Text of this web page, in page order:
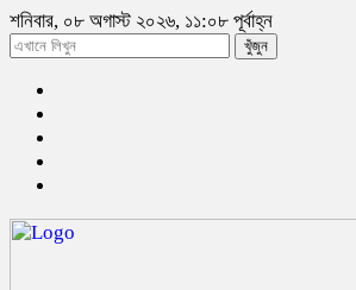
শনিবার, ০৮ অগাস্ট ২০২৬, ১১:০৮ পূর্বাহ্ন
খুঁজুন